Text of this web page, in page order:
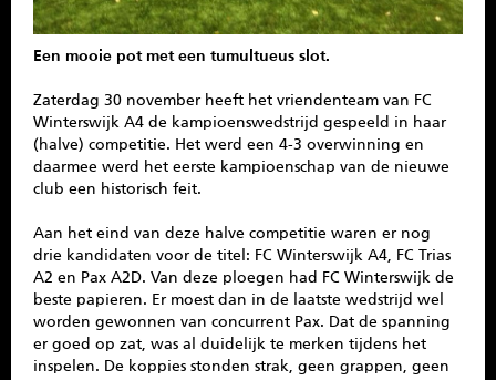
Een mooie pot met een tumultueus slot.
Zaterdag 30 november heeft het vriendenteam van FC
Winterswijk A4 de kampioenswedstrijd gespeeld in haar
(halve) competitie. Het werd een 4-3 overwinning en
daarmee werd het eerste kampioenschap van de nieuwe
club een historisch feit.
Aan het eind van deze halve competitie waren er nog
drie kandidaten voor de titel: FC Winterswijk A4, FC Trias
A2 en Pax A2D. Van deze ploegen had FC Winterswijk de
beste papieren. Er moest dan in de laatste wedstrijd wel
worden gewonnen van concurrent Pax. Dat de spanning
er goed op zat, was al duidelijk te merken tijdens het
inspelen. De koppies stonden strak, geen grappen, geen